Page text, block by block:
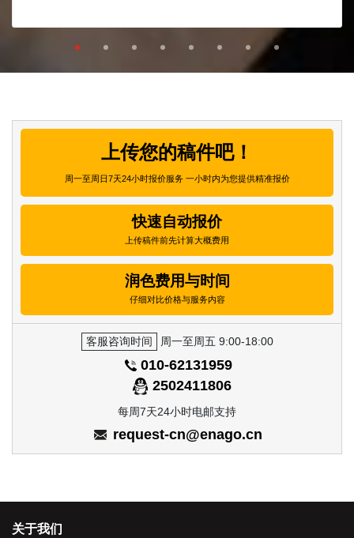
上传您的稿件吧！
周一至周日7天24小时报价服务 一小时内为您提供精准报价
快速自动报价
上传稿件前先计算大概费用
润色费用与时间
仔细对比价格与服务内容
客服咨询时间 周一至周五 9:00-18:00
010-62131959
2502411806
每周7天24小时电邮支持
request-cn@enago.cn
关于我们